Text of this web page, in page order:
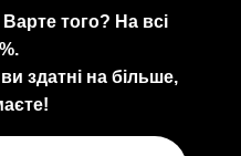
того? На всі
здатні на більше,